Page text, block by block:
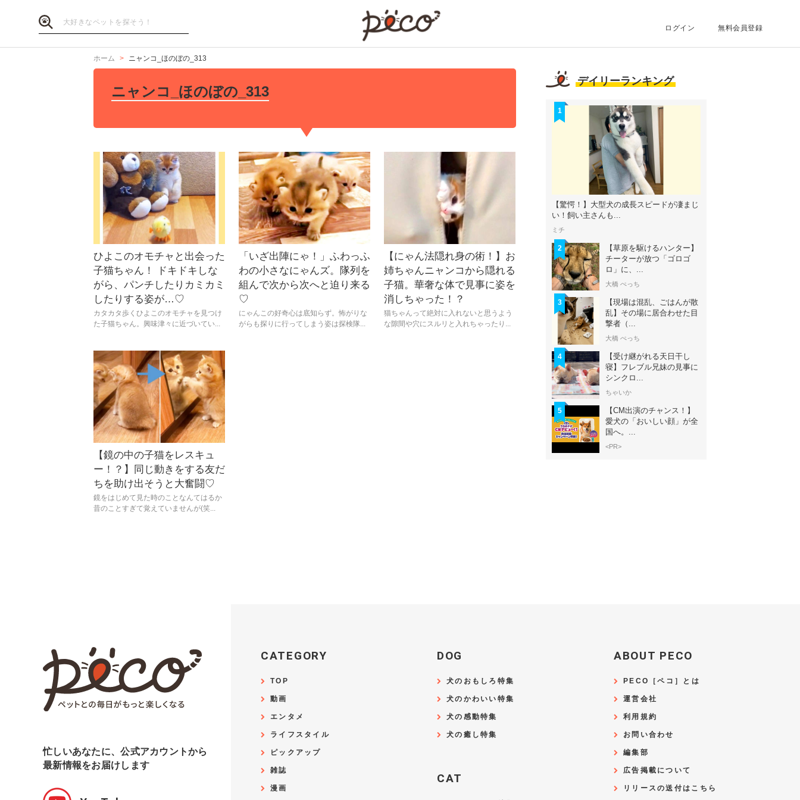
ログイン 無料会員登録
ホーム ニャンコ_ほのぼの_313
ニャンコ_ほのぼの_313
ひよこのオモチャと出会った
子猫ちゃん！ ドキドキしな
がら、パンチしたりカミカミ
したりする姿が…♡
カタカタ歩くひよこのオモチャを見つけ
た子猫ちゃん。興味津々に近づいてい...
「いざ出陣にゃ！」ふわっふ
わの小さなにゃんズ。隊列を
組んで次から次へと迫り来る
♡
にゃんこの好奇心は底知らず。怖がりな
がらも探りに行ってしまう姿は探検隊...
【にゃん法隠れ身の術！】お
姉ちゃんニャンコから隠れる
子猫。華奢な体で見事に姿を
消しちゃった！？
猫ちゃんって絶対に入れないと思うよう
な隙間や穴にスルリと入れちゃったり...
【鏡の中の子猫をレスキュ
ー！？】同じ動きをする友だ
ちを助け出そうと大奮闘♡
鏡をはじめて見た時のことなんてはるか
昔のことすぎて覚えていませんが(笑...
デイリーランキング
1
【驚愕！】大型犬の成長スピードが凄まじ
い！飼い主さんも...
ミチ
2
【草原を駆けるハンター】
チーターが放つ「ゴロゴ
ロ」に、...
大橋 ぺっち
3
【現場は混乱、ごはんが散
乱】その場に居合わせた目
撃者（...
大橋 ぺっち
4
【受け継がれる天日干し
寝】フレブル兄妹の見事に
シンクロ...
ちゃいか
5
【CM出演のチャンス！】
愛犬の「おいしい顔」が全
国へ。...
<PR>
忙しいあなたに、公式アカウントから
最新情報をお届けします
CATEGORY
TOP
動画
エンタメ
ライフスタイル
ピックアップ
雑誌
漫画
DOG
犬のおもしろ特集
犬のかわいい特集
犬の感動特集
犬の癒し特集
CAT
ABOUT PECO
PECO［ペコ］とは
運営会社
利用規約
お問い合わせ
編集部
広告掲載について
リリースの送付はこちら